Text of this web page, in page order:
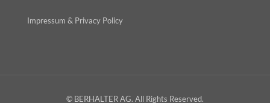
Impressum & Privacy Policy
© BERHALTER AG. All Rights Reserved.